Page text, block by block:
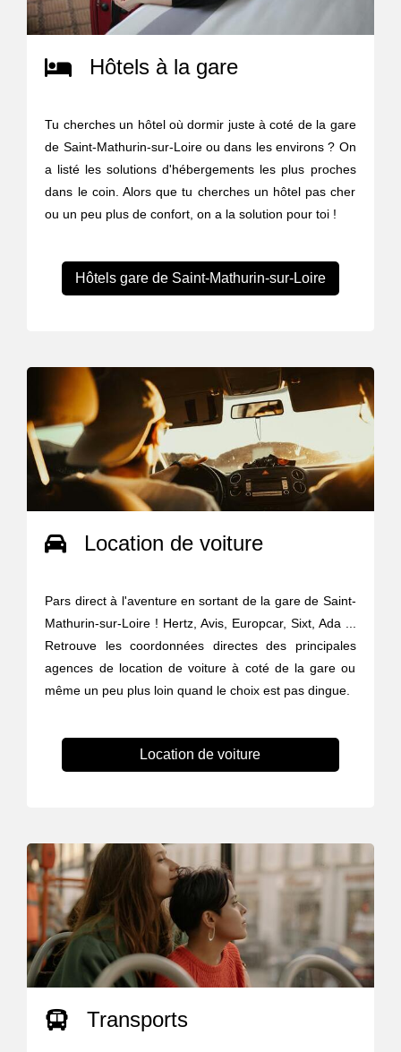
Hôtels à la gare
Tu cherches un hôtel où dormir juste à coté de la gare
de Saint-Mathurin-sur-Loire ou dans les environs ? On
a listé les solutions d'hébergements les plus proches
dans le coin. Alors que tu cherches un hôtel pas cher
ou un peu plus de confort, on a la solution pour toi !
Hôtels gare de Saint-Mathurin-sur-Loire
Location de voiture
Pars direct à l'aventure en sortant de la gare de Saint-
Mathurin-sur-Loire ! Hertz, Avis, Europcar, Sixt, Ada ...
Retrouve les coordonnées directes des principales
agences de location de voiture à coté de la gare ou
même un peu plus loin quand le choix est pas dingue.
Location de voiture
Transports